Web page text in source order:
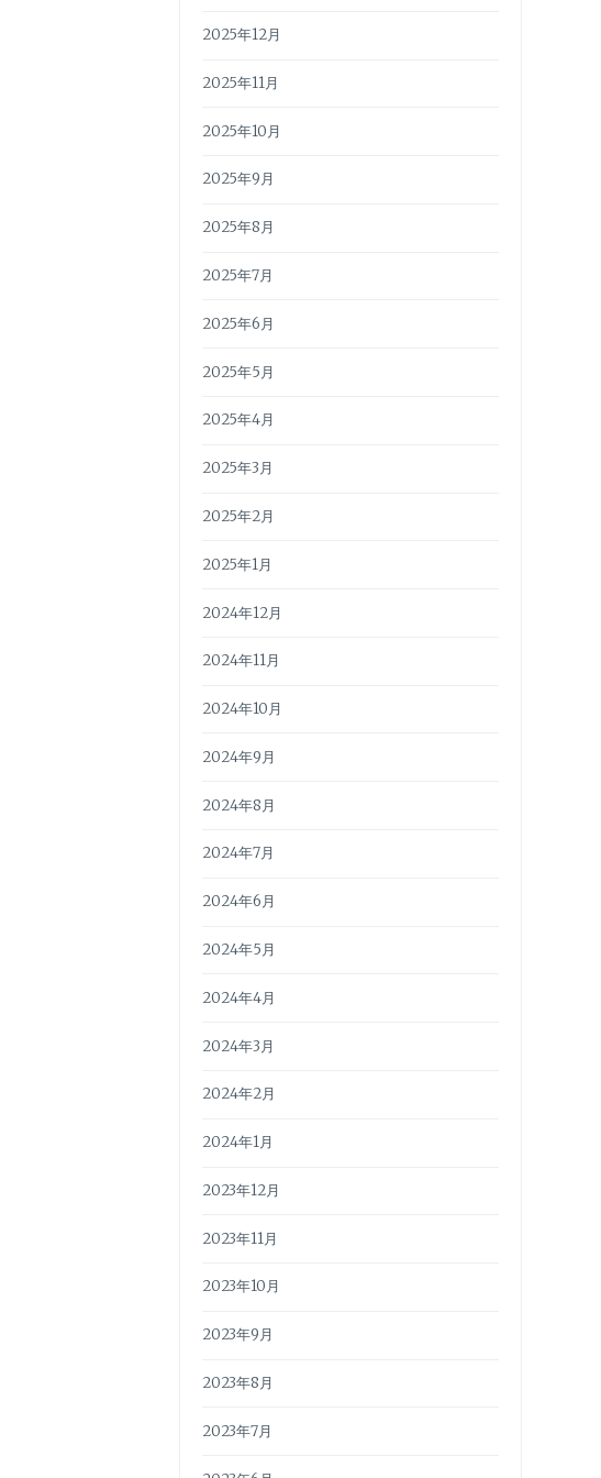
2025年12月
2025年11月
2025年10月
2025年9月
2025年8月
2025年7月
2025年6月
2025年5月
2025年4月
2025年3月
2025年2月
2025年1月
2024年12月
2024年11月
2024年10月
2024年9月
2024年8月
2024年7月
2024年6月
2024年5月
2024年4月
2024年3月
2024年2月
2024年1月
2023年12月
2023年11月
2023年10月
2023年9月
2023年8月
2023年7月